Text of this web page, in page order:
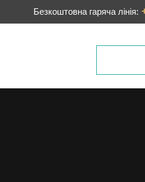
Безкоштовна гаряча лінія